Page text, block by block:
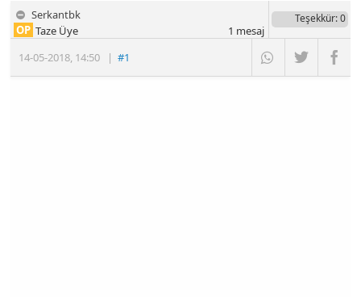
Serkantbk
14-05-2018, 14:50 |#1
OP Taze Üye
Teşekkür: 0
1 mesaj